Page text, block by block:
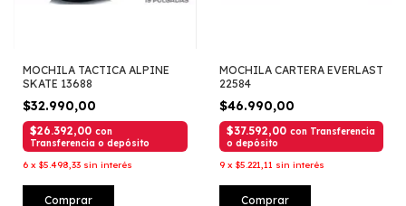
MOCHILA TACTICA ALPINE
SKATE 13688
$32.990,00
$26.392,00 con
Transferencia o depósito
6 x $5.498,33 sin interés
Comprar
MOCHILA CARTERA EVERLAST
22584
$46.990,00
$37.592,00 con Transferencia
o depósito
9 x $5.221,11 sin interés
Comprar